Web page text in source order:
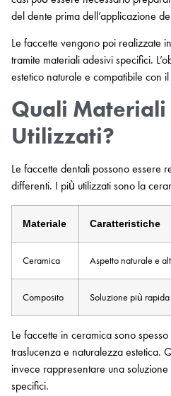
del dente prima dell’applicazione
Le faccette vengono poi realizzate
tramite materiali adesivi specifici.
estetico naturale e compatibile con
Quali Materiali
Utilizzati?
Le faccette dentali possono essere
differenti. I più utilizzati sono la
Materiale Caratteristiche
Ceramica Aspetto naturale e
Composito Soluzione più
Le faccette in ceramica sono
traslucenza e naturalezza estetica.
invece rappresentare una
specifici.